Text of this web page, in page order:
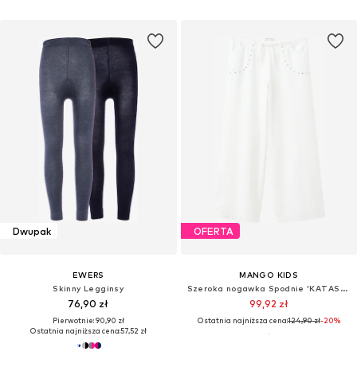
Dwupak
EWERS
Skinny Legginsy
76,90 zł
Pierwotnie: 90,90 zł
Ostatnia najniższa cena:57,52 zł
OFERTA
MANGO KIDS
Szeroka nogawka Spodnie 'KATASET'
99,92 zł
Ostatnia najniższa cena:124,90 zł-20%